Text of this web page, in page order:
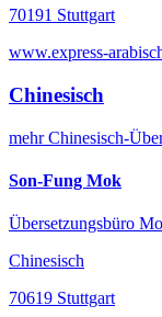
70191 Stuttgart
www.express-
Chinesisch
mehrChinesisch-
Son-Fung Mok
Übersetzungsbüro
Chinesisch
70619 Stuttgart